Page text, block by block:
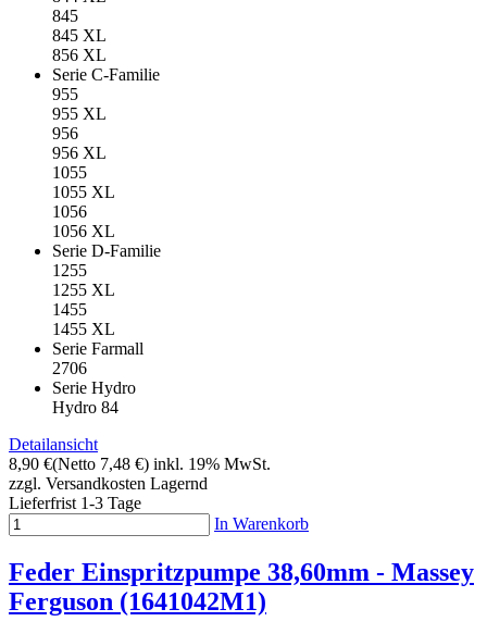
845
845 XL
856 XL
Serie C-Familie
955
955 XL
956
956 XL
1055
1055 XL
1056
1056 XL
Serie D-Familie
1255
1255 XL
1455
1455 XL
Serie Farmall
2706
Serie Hydro
Hydro 84
Detailansicht
8,90 €(Netto 7,48 €) inkl. 19% MwSt.
zzgl. Versandkosten Lagernd
Lieferfrist 1-3 Tage
In Warenkorb
Feder Einspritzpumpe 38,60mm - Massey
Ferguson (1641042M1)